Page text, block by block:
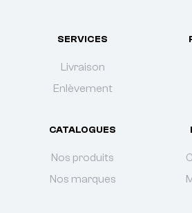
SERVICES
Livraison
Enlèvement
CATALOGUES
Nos produits
Nos marques